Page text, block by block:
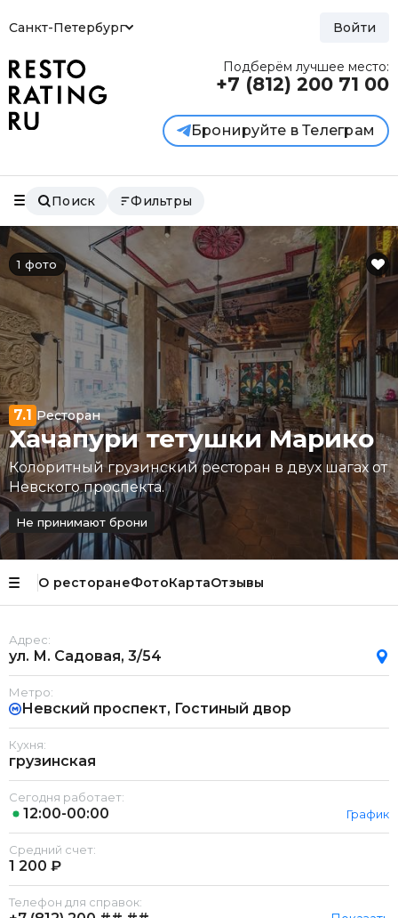
Санкт-Петербург Войти
Подберём лучшее место:
+7 (812) 200 71 00
Бронируйте в Телеграм
Поиск Фильтры
1 фото
7.1 Ресторан
Хачапури тетушки Марико
Колоритный грузинский ресторан в двух шагах от
Невского проспекта.
Не принимают брони
О ресторанеФотоКартаОтзывы
Адрес:
ул. М. Садовая, 3/54
Метро:
Невский проспект, Гостиный двор
Кухня:
грузинская
Сегодня работает:
12:00-00:00 График
Средний счет:
1 200 ₽
Телефон для справок: